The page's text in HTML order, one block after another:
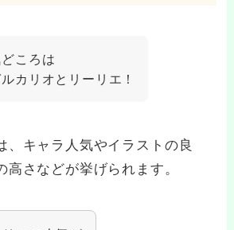
ころは
カリオとリーリエ！
、キャラ人気やイラストの良
さなどが挙げられます。